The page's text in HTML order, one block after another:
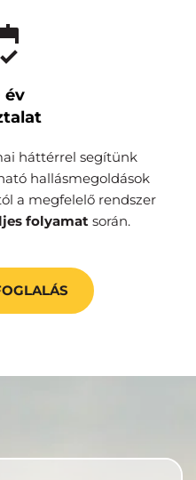
év
háttérrel segítünk
hallásmegoldások
a megfelelő rendszer
folyamat során.